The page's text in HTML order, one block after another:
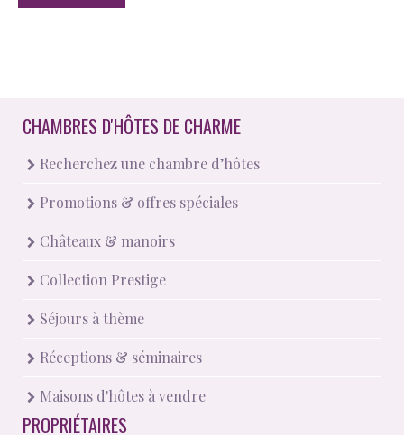
CHAMBRES D'HÔTES DE CHARME
Recherchez une chambre d’hôtes
Promotions & offres spéciales
Châteaux & manoirs
Collection Prestige
Séjours à thème
Réceptions & séminaires
Maisons d'hôtes à vendre
PROPRIÉTAIRES